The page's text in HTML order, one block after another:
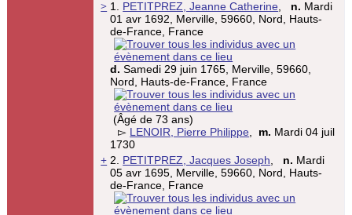
> 1. PETITPREZ, Jeanne Catherine n. Mardi
01 avr 1692, Merville, 59660, Nord, Hauts-
de-France, France
d. Samedi 29 juin 1765, Merville, 59660,
Nord, Hauts-de-France, France
(Âgé de 73 ans)
▻ LENOIR, Pierre Philippe m. Mardi 04 juil
1730
+ 2. PETITPREZ, Jacques Joseph n. Mardi
05 avr 1695, Merville, 59660, Nord, Hauts-
de-France, France